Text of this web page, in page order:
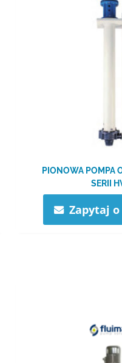
PIONOWA POMPA
SERII
Zapytaj